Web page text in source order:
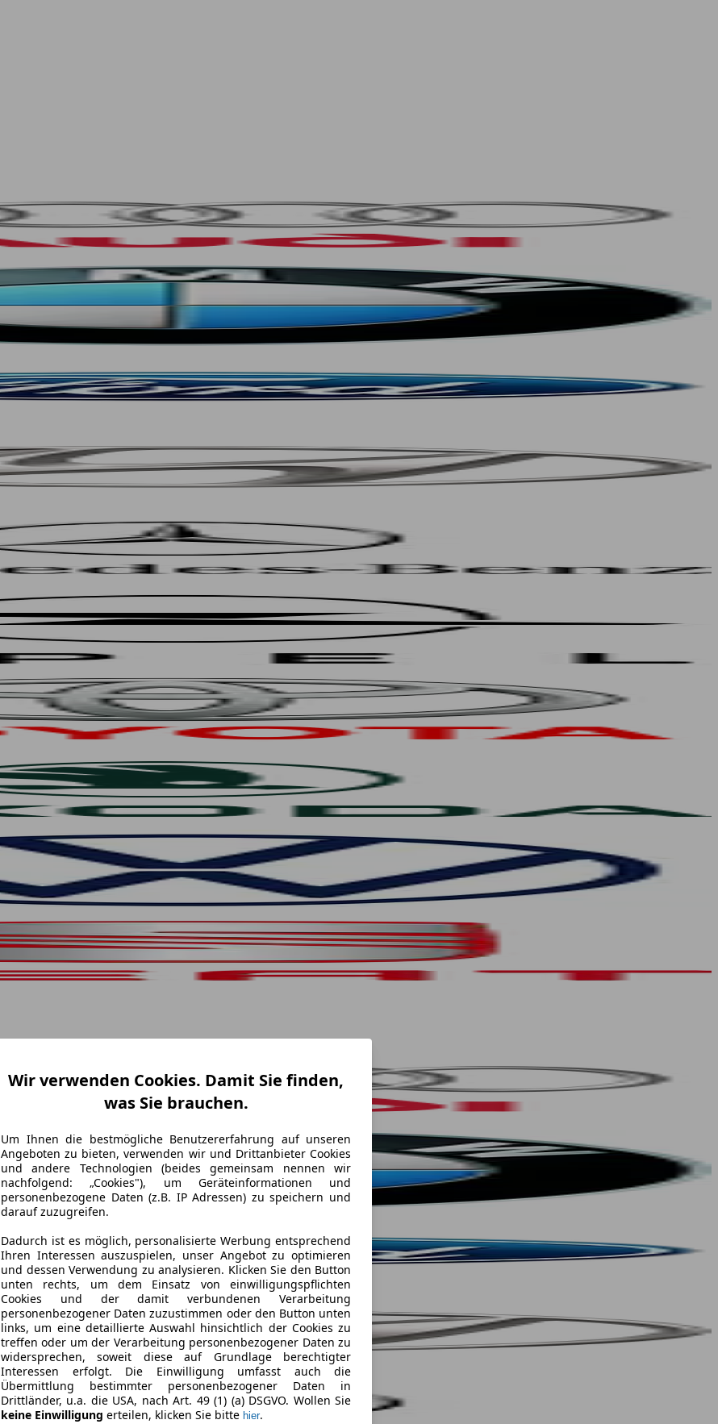
Wir verwenden Cookies. Damit Sie finden,
was Sie brauchen.
Um Ihnen die bestmögliche Benutzererfahrung auf unseren
Angeboten zu bieten, verwenden wir und Drittanbieter Cookies
und andere Technologien (beides gemeinsam nennen wir
nachfolgend: „Cookies"), um Geräteinformationen und
personenbezogene Daten (z.B. IP Adressen) zu speichern und
darauf zuzugreifen.
Dadurch ist es möglich, personalisierte Werbung entsprechend
Ihren Interessen auszuspielen, unser Angebot zu optimieren
und dessen Verwendung zu analysieren. Klicken Sie den Button
unten rechts, um dem Einsatz von einwilligungspflichten
Cookies und der damit verbundenen Verarbeitung
personenbezogener Daten zuzustimmen oder den Button unten
links, um eine detaillierte Auswahl hinsichtlich der Cookies zu
treffen oder um der Verarbeitung personenbezogener Daten zu
widersprechen, soweit diese auf Grundlage berechtigter
Interessen erfolgt. Die Einwilligung umfasst auch die
Übermittlung bestimmter personenbezogener Daten in
Drittländer, u.a. die USA, nach Art. 49 (1) (a) DSGVO. Wollen Sie
keine Einwilligung erteilen, klicken Sie bitte hier.